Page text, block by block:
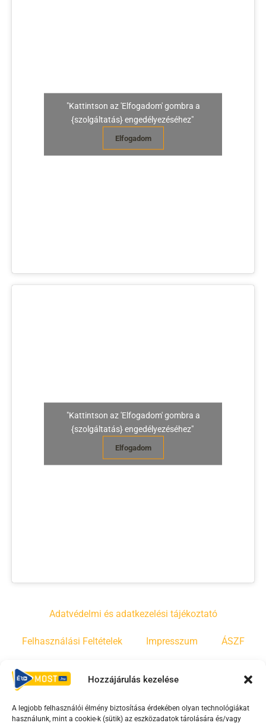
Hozzájárulás kezelése
A legjobb felhasználói élmény biztosítása érdekében olyan technológiákat
használunk, mint a cookie-k (sütik) az eszközadatok tárolására és/vagy
"Kattintson az 'Elfogadom' gombra a
{szolgáltatás} engedélyezéséhez"
Elfogadom
"Kattintson az 'Elfogadom' gombra a
{szolgáltatás} engedélyezéséhez"
Elfogadom
Adatvédelmi és adatkezelési tájékoztató
Felhasználási Feltételek Impresszum ÁSZF
Irányelvek
F
Y
T